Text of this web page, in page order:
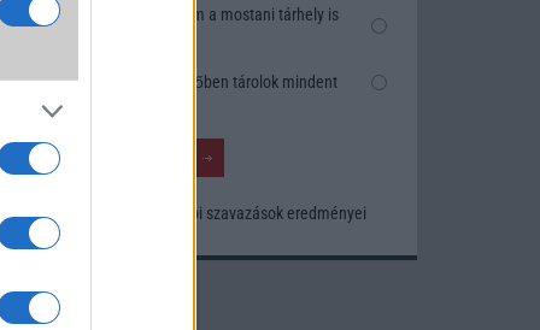
Nem, nekem a mostani tárhely is
Inkább felhőben tárolok mindent
Korábbi szavazások eredményei